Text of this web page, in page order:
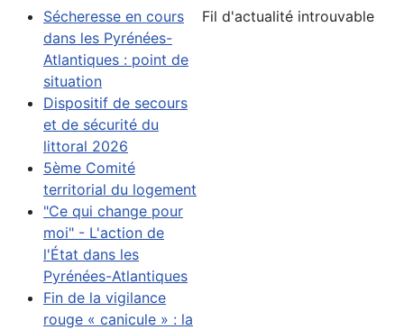
Sécheresse en cours
dans les Pyrénées-
Atlantiques : point de
situation
Dispositif de secours
et de sécurité du
littoral 2026
5ème Comité
territorial du logement
"Ce qui change pour
moi" - L'action de
l'État dans les
Pyrénées-Atlantiques
Fin de la vigilance
rouge « canicule » : la
Fil d'actualité introuvable